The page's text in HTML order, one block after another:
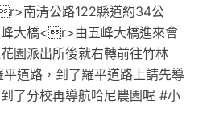
南清公路122縣道約34公
大橋<r>由五峰大橋進來會
園派出所後就右轉前往竹林
道路，到了羅平道路上請先導
了分校再導航哈尼農園喔 #小